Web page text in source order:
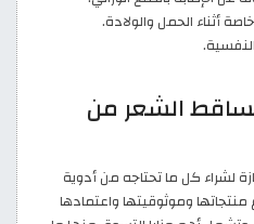
أثناء الحمل والولادة.
الشعر من
لشراء كل ما تحتاجه من أدوية
وموثوقيتها واعتمادها